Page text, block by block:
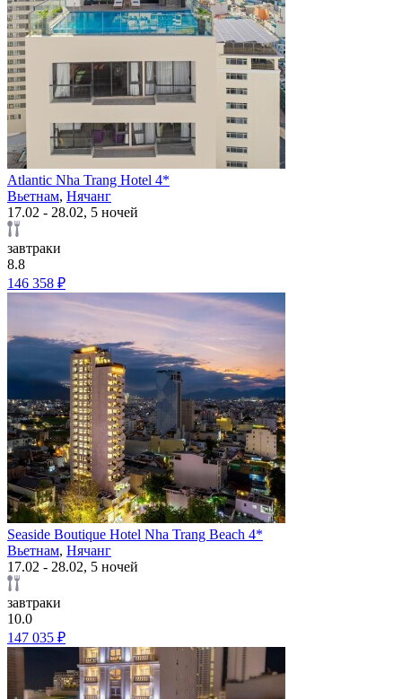
Atlantic Nha Trang Hotel 4*
Вьетнам, Нячанг
17.02 - 28.02, 5 ночей
завтраки
8.8
146 358 ₽
Seaside Boutique Hotel Nha Trang Beach 4*
Вьетнам, Нячанг
17.02 - 28.02, 5 ночей
завтраки
10.0
147 035 ₽